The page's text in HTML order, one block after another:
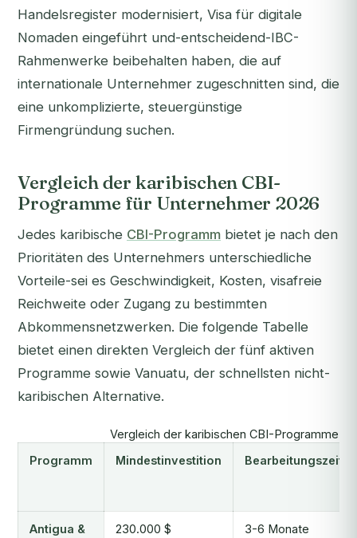
Handelsregister modernisiert, Visa für digitale
Nomaden eingeführt und-entscheidend-IBC-
Rahmenwerke beibehalten haben, die auf
internationale Unternehmer zugeschnitten sind, die
eine unkomplizierte, steuergünstige
Firmengründung suchen.
Vergleich der karibischen CBI-
Programme für Unternehmer 2026
Jedes karibische CBI-Programm bietet je nach den
Prioritäten des Unternehmers unterschiedliche
Vorteile-sei es Geschwindigkeit, Kosten, visafreie
Reichweite oder Zugang zu bestimmten
Abkommensnetzwerken. Die folgende Tabelle
bietet einen direkten Vergleich der fünf aktiven
Programme sowie Vanuatu, der schnellsten nicht-
karibischen Alternative.
Vergleich der karibischen CBI-Programme
Programm
Mindestinvestition Bearbeitungszeit
Antigua &
230.000 $ 3-6 Monate